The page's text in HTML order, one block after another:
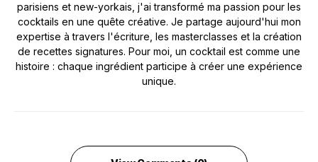
parisiens et new-yorkais, j'ai transformé ma passion pour les
cocktails en une quête créative. Je partage aujourd'hui mon
expertise à travers l'écriture, les masterclasses et la création
de recettes signatures. Pour moi, un cocktail est comme une
histoire : chaque ingrédient participe à créer une expérience
unique.